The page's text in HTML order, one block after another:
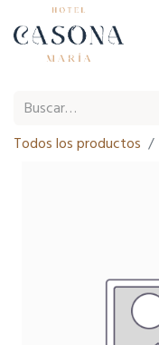
Todos los productos